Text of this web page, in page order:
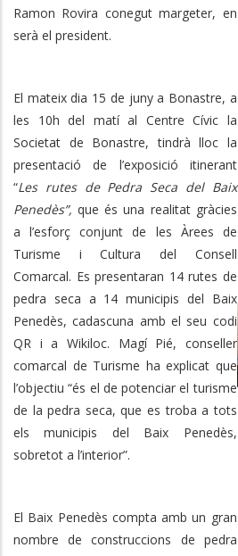
Ramon Rovira conegut margeter, en
serà el president.
El mateix dia 15 de juny a Bonastre, a
les 10h del matí al Centre Cívic la
Societat de Bonastre, tindrà lloc la
presentació de l’exposició itinerant
“Les rutes de Pedra Seca del Baix
Penedès”,que és una realitat gràcies
a l’esforç conjunt de les Àrees de
Turisme i Cultura del Consell
Comarcal. Es presentaran 14 rutes de
pedra seca a 14 municipis del Baix
Penedès, cadascuna amb el seu codi
QR i a Wikiloc. Magí Pié, conseller
comarcal de Turisme ha explicat que
l’objectiu “és el de potenciar el turisme
de la pedra seca, que es troba a tots
els municipis del Baix Penedès,
sobretot a l’interior”.
El Baix Penedès compta amb un gran
nombre de construccions de pedra